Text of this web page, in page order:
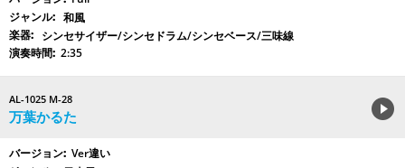
和風
シンセサイザー/シンセドラム/シンセベース/三味線
2:35
AL-1025 M-28
万葉かるた
Ver違い